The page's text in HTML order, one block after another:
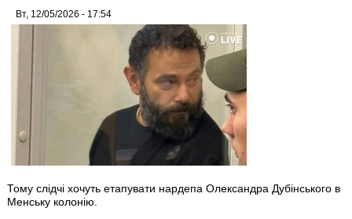
Вт, 12/05/2026 - 17:54
Тому слідчі хочуть етапувати нардепа Олександра Дубінського в
Менську колонію.